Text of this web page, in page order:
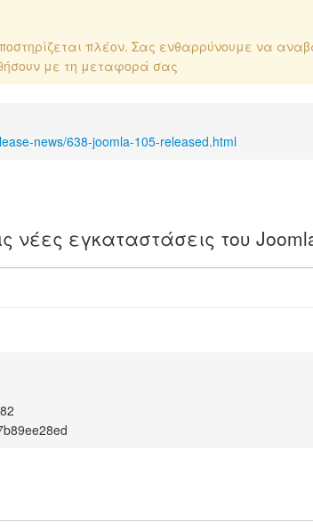
πλέον. Σας ενθαρρύνουμε να
με τη μεταφορά σας
news/638-joomla-105-released.html
νέες εγκαταστάσεις του